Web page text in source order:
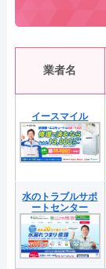
業者名
イースマイル
水のトラブルサポ
ートセンター